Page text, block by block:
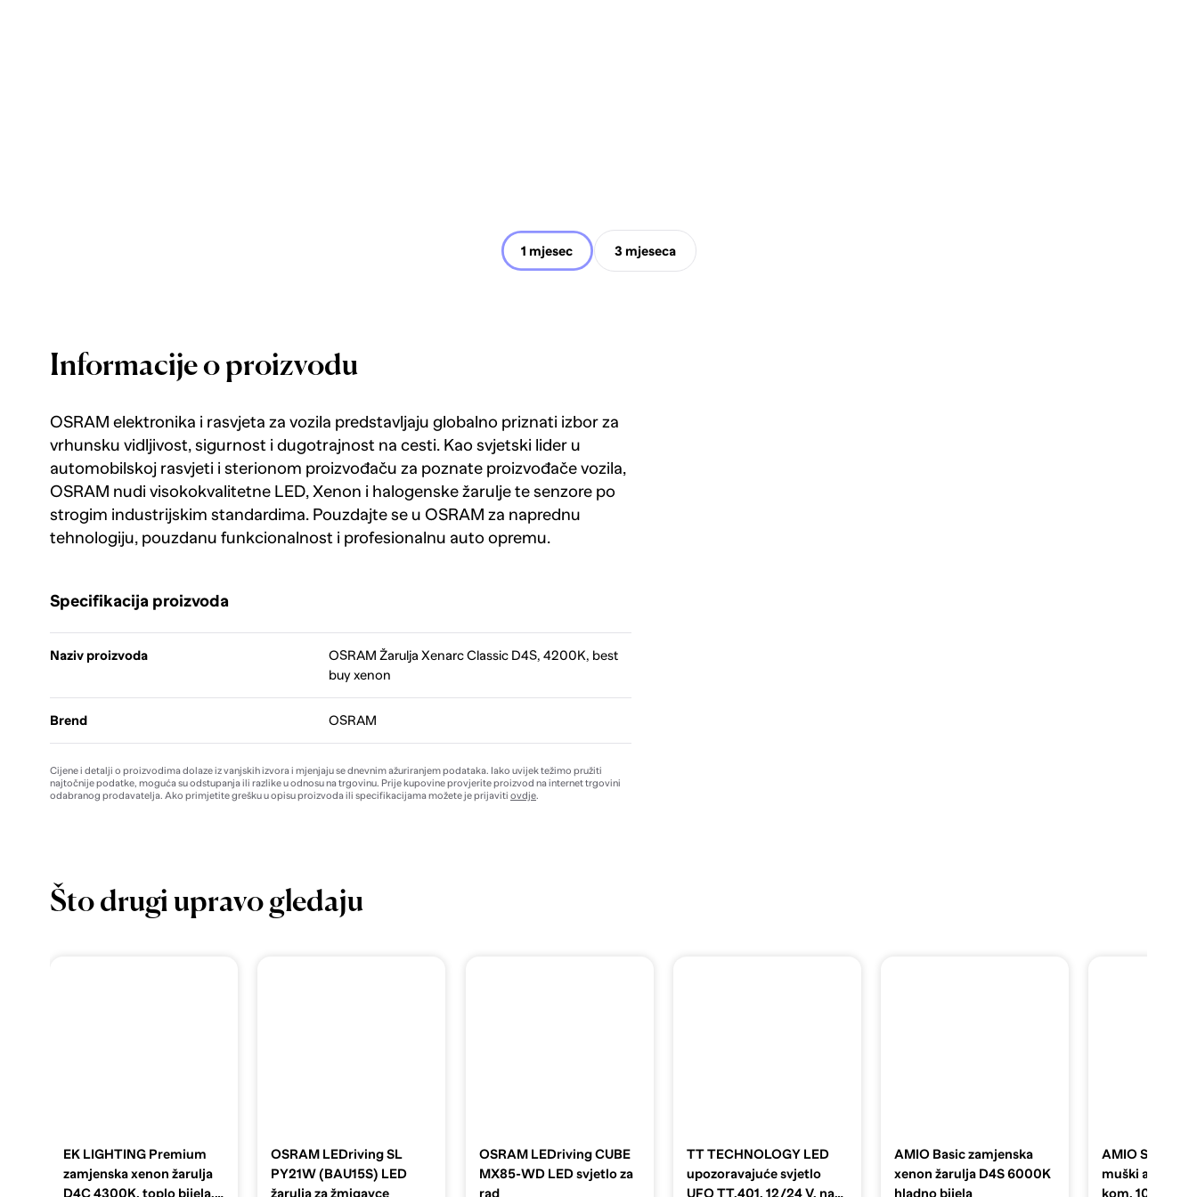
1 mjesec 3 mjeseca
Informacije o proizvodu
OSRAM elektronika i rasvjeta za vozila predstavljaju globalno priznati izbor za
vrhunsku vidljivost, sigurnost i dugotrajnost na cesti. Kao svjetski lider u
automobilskoj rasvjeti i sterionom proizvođaču za poznate proizvođače vozila,
OSRAM nudi visokokvalitetne LED, Xenon i halogenske žarulje te senzore po
strogim industrijskim standardima. Pouzdajte se u OSRAM za naprednu
tehnologiju, pouzdanu funkcionalnost i profesionalnu auto opremu.
Specifikacija proizvoda
Naziv proizvoda
OSRAM Žarulja Xenarc Classic D4S, 4200K, best
buy xenon
Brend OSRAM
Cijene i detalji o proizvodima dolaze iz vanjskih izvora i mjenjaju se dnevnim ažuriranjem podataka. Iako uvijek težimo pružiti
najtočnije podatke, moguća su odstupanja ili razlike u odnosu na trgovinu. Prije kupovine provjerite proizvod na internet trgovini
odabranog prodavatelja. Ako primjetite grešku u opisu proizvoda ili specifikacijama možete je prijaviti ovdje.
Što drugi upravo gledaju
EK LIGHTING Premium
zamjenska xenon žarulja
D4C 4300K, toplo bijela,
OSRAM LEDriving SL
PY21W (BAU15S) LED
žarulja za žmigavce
OSRAM LEDriving CUBE
MX85-WD LED svjetlo za
rad
TT TECHNOLOGY LED
upozoravajuće svjetlo
UFO TT.401, 12/24 V, na
AMIO Basic zamjenska
xenon žarulja D4S 6000K
hladno bijela
AMIO Set
muški auto
kom, 100A